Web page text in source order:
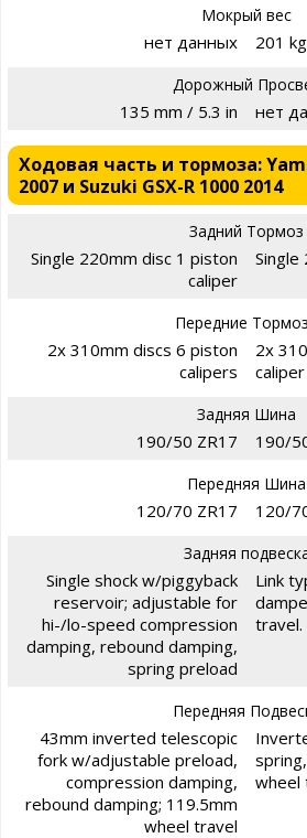
Мокрый вес
нет данных 201
Дорожный
135 mm / 5.3 in нет
Ходовая часть и тормоза:
2007 и Suzuki GSX-R 1000 2014
Задний Тормоз
Single 220mm disc 1 piston
caliper
Single
Передние
2x 310mm discs 6 piston
calipers
2x
Задняя Шина
190/50 ZR17 190/
Передняя Шина
120/70 ZR17 120/
Задняя
Single shock w/piggyback
reservoir; adjustable for
hi-/lo-speed compression
damping, rebound damping,
spring preload
Link
travel.
Передняя
43mm inverted telescopic
fork w/adjustable preload,
compression damping,
rebound damping; 119.5mm
wheel travel
wheel